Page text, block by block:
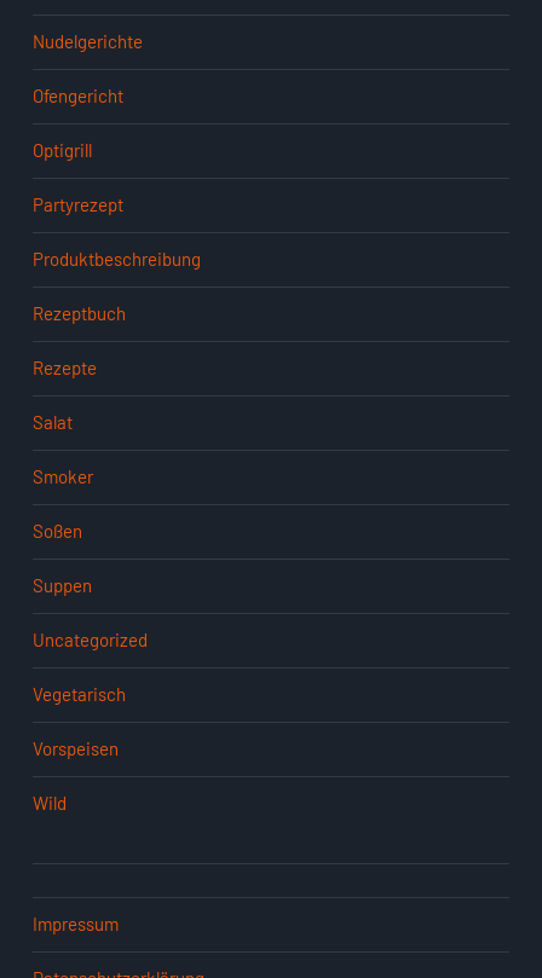
Nudelgerichte
Ofengericht
Optigrill
Partyrezept
Produktbeschreibung
Rezeptbuch
Rezepte
Salat
Smoker
Soßen
Suppen
Uncategorized
Vegetarisch
Vorspeisen
Wild
Impressum